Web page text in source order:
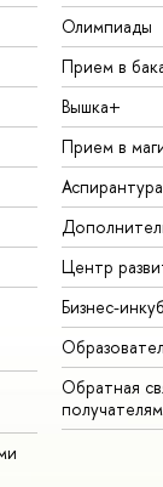
Олимпиады
Прием в
Вышка+
Прием в
Аспирантура
Центр
Бизнес-
Обратная